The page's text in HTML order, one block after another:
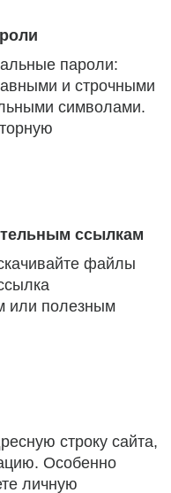
пароли:
и строчными
символами.
ссылкам
файлы
или полезным
строку сайта,
Особенно
личную